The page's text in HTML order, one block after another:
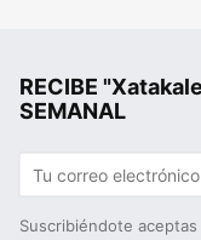
RECIBE
SEMANAL
Suscribiéndote